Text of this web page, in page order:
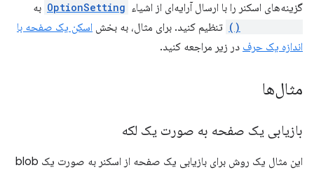
گزینه‌های اسکنر را با ارسال آرایه‌ای از اشیاء OptionSetting به
تنظیم کنید. برای مثال، به بخش اسکن یک صفحه با
اندازه یک حرف در زیر مراجعه کنید.
مثال‌ها
بازیابی یک صفحه به صورت یک لکه
این مثال یک روش برای بازیابی یک صفحه از اسکنر به صورت یک blob